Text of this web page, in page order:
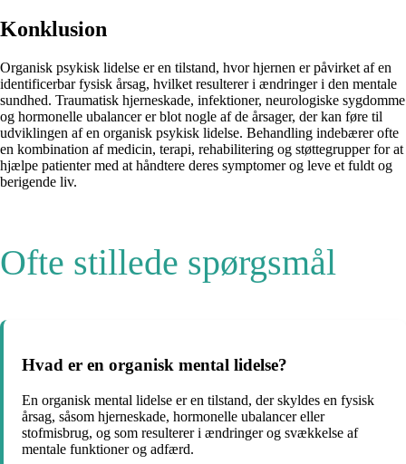
Konklusion
Organisk psykisk lidelse er en tilstand, hvor hjernen er påvirket af en
identificerbar fysisk årsag, hvilket resulterer i ændringer i den mentale
sundhed. Traumatisk hjerneskade, infektioner, neurologiske sygdomme
og hormonelle ubalancer er blot nogle af de årsager, der kan føre til
udviklingen af en organisk psykisk lidelse. Behandling indebærer ofte
en kombination af medicin, terapi, rehabilitering og støttegrupper for at
hjælpe patienter med at håndtere deres symptomer og leve et fuldt og
berigende liv.
Ofte stillede spørgsmål
Hvad er en organisk mental lidelse?
En organisk mental lidelse er en tilstand, der skyldes en fysisk
årsag, såsom hjerneskade, hormonelle ubalancer eller
stofmisbrug, og som resulterer i ændringer og svækkelse af
mentale funktioner og adfærd.